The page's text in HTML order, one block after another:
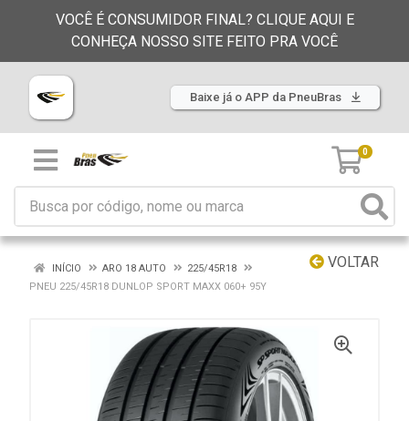
VOCÊ É CONSUMIDOR FINAL? CLIQUE AQUI E
CONHEÇA NOSSO SITE FEITO PRA VOCÊ
Baixe já o APP da PneuBras
0
VOLTAR
INÍCIO ARO 18 AUTO
225/45R18
PNEU 225/45R18 DUNLOP SPORT MAXX 060+ 95Y